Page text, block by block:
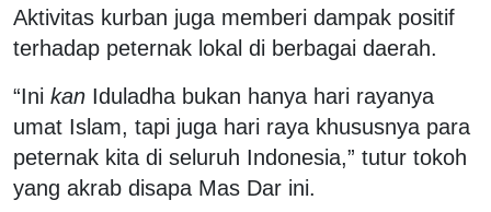
Aktivitas kurban juga memberi dampak positif
terhadap peternak lokal di berbagai daerah.
“Ini kan Iduladha bukan hanya hari rayanya
umat Islam, tapi juga hari raya khususnya para
peternak kita di seluruh Indonesia,” tutur tokoh
yang akrab disapa Mas Dar ini.